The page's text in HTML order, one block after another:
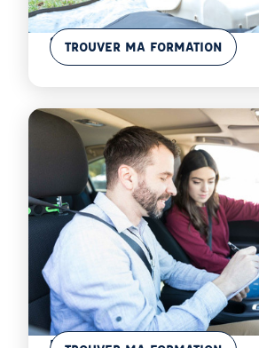
Sécurité au Travail
En savoir plus
TROUVER MA FORMATION
ECSR - Formateur
En savoir plus